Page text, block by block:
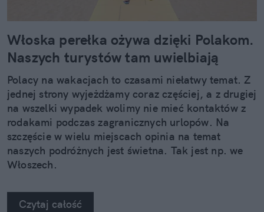
Włoska perełka ożywa dzięki Polakom.
Naszych turystów tam uwielbiają
Polacy na wakacjach to czasami niełatwy temat. Z
jednej strony wyjeżdżamy coraz częściej, a z drugiej
na wszelki wypadek wolimy nie mieć kontaktów z
rodakami podczas zagranicznych urlopów. Na
szczęście w wielu miejscach opinia na temat
naszych podróżnych jest świetna. Tak jest np. we
Włoszech.
Czytaj całość